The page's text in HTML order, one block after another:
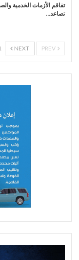
تفاقم الأزمات الخدمية
تصاعد…
NEXT